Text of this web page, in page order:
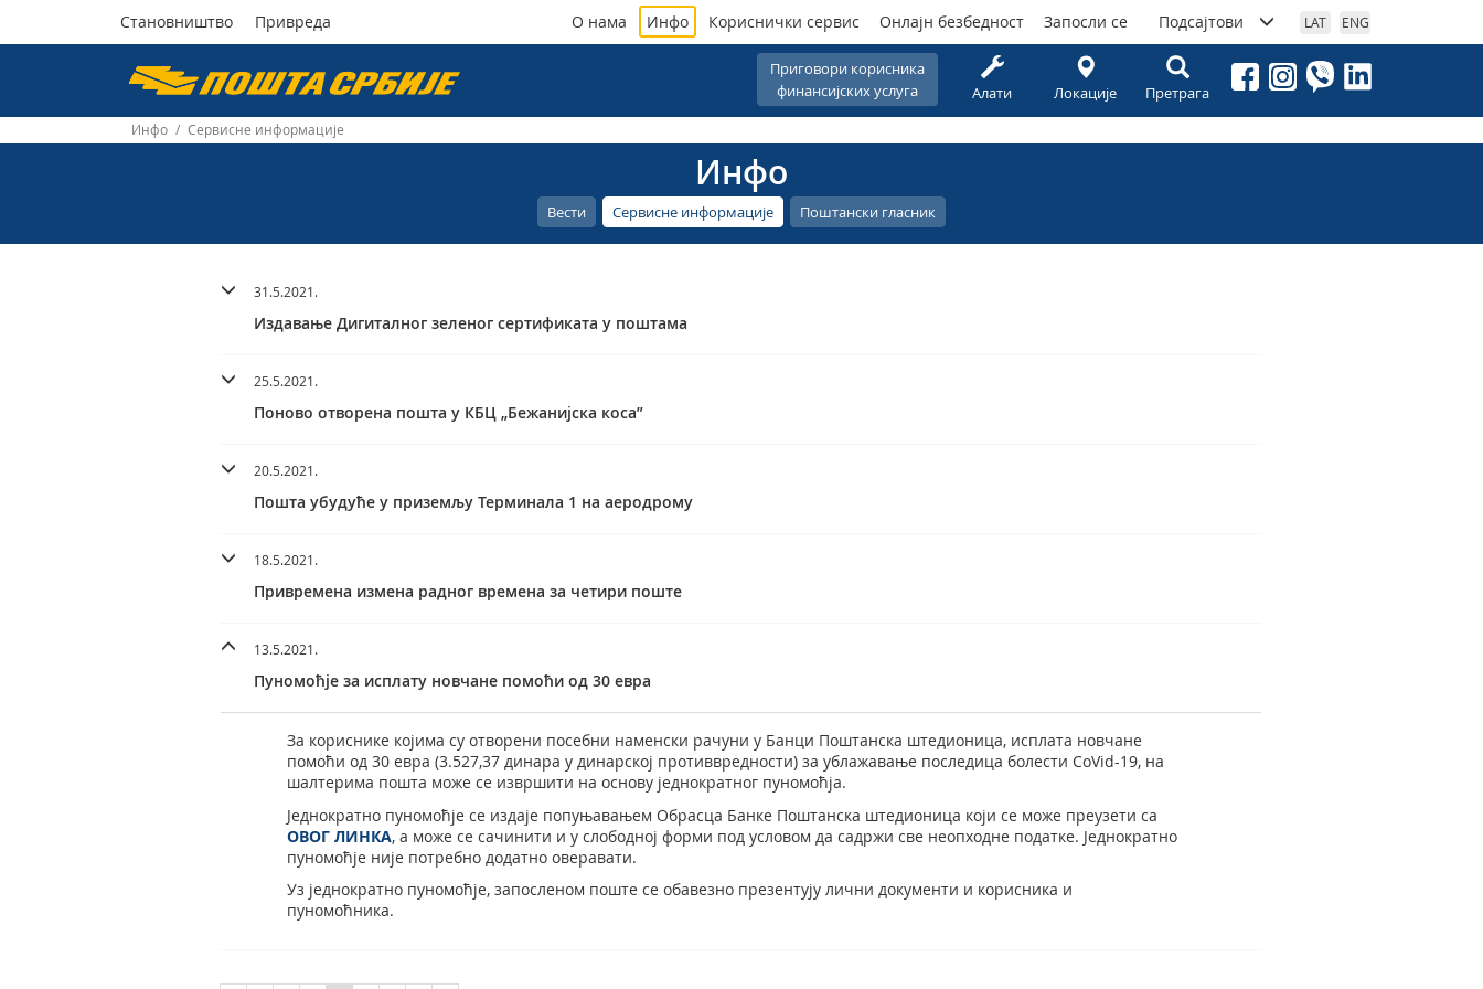
Пошта
Србије
Становништво Привреда
Приговори корисника
финансијских услуга
Алати Локације Претрага
О нама Инфо Кориснички сервис Онлајн безбедност Запосли се Подсајтови LAT ENG
Инфо / Сервисне информације
Инфо
Вести Сервисне информације Поштански гласник
31.5.2021.
Издавање Дигиталног зеленог сертификата у поштама
25.5.2021.
Поново отворена пошта у КБЦ „Бежанијска коса”
20.5.2021.
Пошта убудуће у приземљу Терминала 1 на аеродрому
18.5.2021.
Привремена измена радног времена за четири поште
13.5.2021.
Пуномоћје за исплату новчане помоћи од 30 евра
За кориснике којима су отворени посебни наменски рачуни у Банци Поштанска штедионица, исплата новчане
помоћи од 30 евра (3.527,37 динара у динарској противвредности) за ублажавање последица болести CoVid-19, на
шалтерима пошта може се извршити на основу једнократног пуномоћја.
Једнократно пуномоћје се издаје попуњавањем Обрасца Банке Поштанска штедионица који се може преузети са
ОВОГ ЛИНКА, а може се сачинити и у слободној форми под условом да садржи све неопходне податке. Једнократно
пуномоћје није потребно додатно оверавати.
Уз једнократно пуномоћје, запосленом поште се обавезно презентују лични документи и корисника и
пуномоћника.